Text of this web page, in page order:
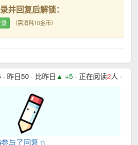
并回复后解锁：
（需消耗10金币）
昨日50 · 比昨日 ▲ +5 · 正在阅读2人 · 本
参与了回复